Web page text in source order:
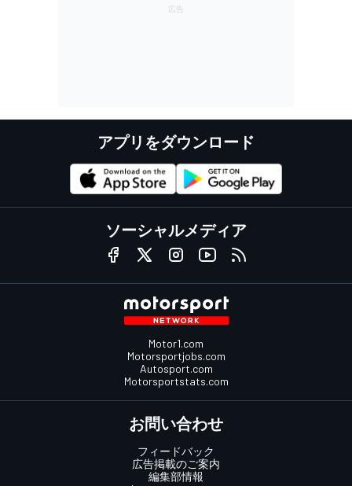
アプリをダウンロード
ソーシャルメディア
Motor1.com
Motorsportjobs.com
Autosport.com
Motorsportstats.com
お問い合わせ
フィードバック
広告掲載のご案内
編集部情報